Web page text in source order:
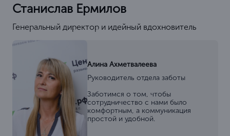
Станислав Ермилов
Генеральный директор и идейный вдохновитель
Алина Ахметвалеева
Руководитель отдела заботы
Заботимся о том, чтобы
сотрудничество с нами было
комфортным, а коммуникация
простой и удобной.